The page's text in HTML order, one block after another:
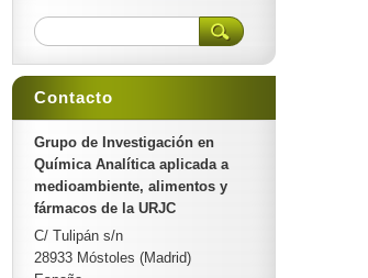
Contacto
Grupo de Investigación en
Química Analítica aplicada a
medioambiente, alimentos y
fármacos de la URJC
C/ Tulipán s/n
28933 Móstoles (Madrid)